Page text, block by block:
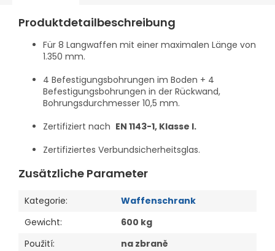
Produktdetailbeschreibung
Für 8 Langwaffen mit einer maximalen Länge von
1.350 mm.
4 Befestigungsbohrungen im Boden + 4
Befestigungsbohrungen in der Rückwand,
Bohrungsdurchmesser 10,5 mm.
Zertifiziert nach EN 1143-1, Klasse I.
Zertifiziertes Verbundsicherheitsglas.
Zusätzliche Parameter
Kategorie:
Waffenschrank
Gewicht:
600 kg
Použití: na zbraně